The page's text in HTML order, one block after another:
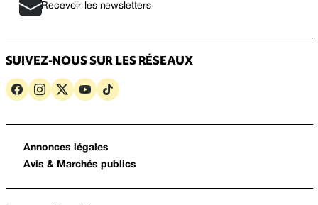
Recevoir les newsletters
SUIVEZ-NOUS SUR LES RÉSEAUX
Annonces légales
Avis & Marchés publics